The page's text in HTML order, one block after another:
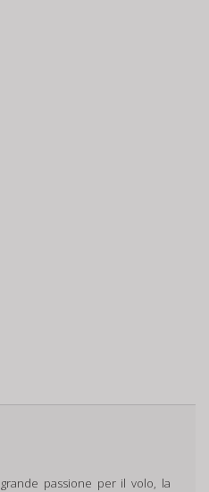
passione per il volo, la